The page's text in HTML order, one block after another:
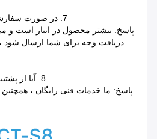
7. در صورت سفارش من تاریخ تحویل چیست؟
8. آیا از پشتیبانی فنی پشتیبانی می کنید؟
پاسخ: ما خدمات فنی رایگان ، همچنین